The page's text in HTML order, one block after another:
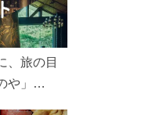
、旅の目
」